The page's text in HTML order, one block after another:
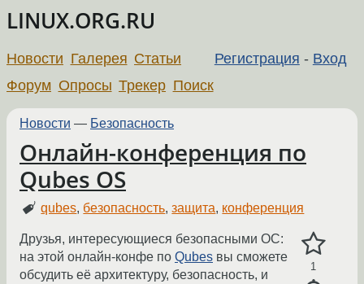
LINUX.ORG.RU
Регистрация - Вход
Новости Галерея Статьи
Форум Опросы Трекер Поиск
Новости — Безопасность
Онлайн-конференция по
Qubes OS
qubes, безопасность,защита, конференция
1
Друзья, интересующиеся безопасными ОС:
на этой онлайн-конфе по Qubes вы сможете
обсудить её архитектуру, безопасность, и